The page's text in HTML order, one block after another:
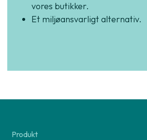
vores butikker.
Et miljøansvarligt alternativ.
Produkt